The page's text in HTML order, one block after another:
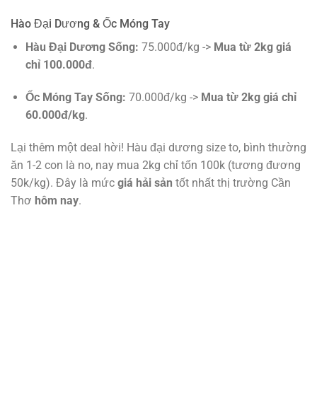
Hào Đại Dương & Ốc Móng Tay
Hàu Đại Dương Sống: 75.000đ/kg -> Mua từ 2kg giá
chỉ 100.000đ.
Ốc Móng Tay Sống: 70.000đ/kg -> Mua từ 2kg giá chỉ
60.000đ/kg.
Lại thêm một deal hời! Hàu đại dương size to, bình thường
ăn 1-2 con là no, nay mua 2kg chỉ tốn 100k (tương đương
50k/kg). Đây là mức giá hải sản tốt nhất thị trường Cần
Thơ hôm nay.